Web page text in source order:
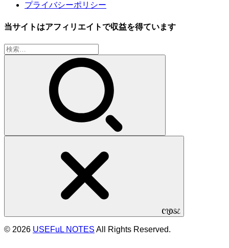
プライバシーポリシー
当サイトはアフィリエイトで収益を得ています
検
索:
CLOSE
© 2026 USEFuL NOTES All Rights Reserved.